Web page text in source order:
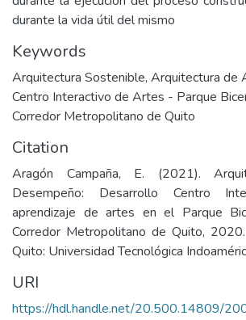
durante la vida útil del mismo
Keywords
Arquitectura Sostenible, Arquitectura de
Centro Interactivo de Artes - Parque
Corredor Metropolitano de Quito
Citation
Aragón Campaña, E. (2021).
Desempeño: Desarrollo Centro
aprendizaje de artes en el Parque
Corredor Metropolitano de Quito,
Quito: Universidad Tecnológica
URI
https://hdl.handle.net/20.500.14809/